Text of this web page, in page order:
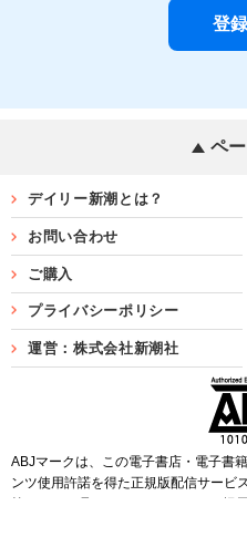
ペ
デイリー新潮とは？
お問い合わせ
ご購入
プライバシーポリシー
運営：株式会社新潮社
ABJマークは、この電子書店・電子書
ンツ使用許諾を得た正規版配信サービ